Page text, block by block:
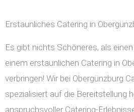
Erstaunliches Catering in
Es gibt nichts Schöneres, als
einem erstaunlichen Catering in
verbringen! Wir bei Obergünzburg
spezialisiert auf die Bereitstellung
anspruchsvoller Catering-